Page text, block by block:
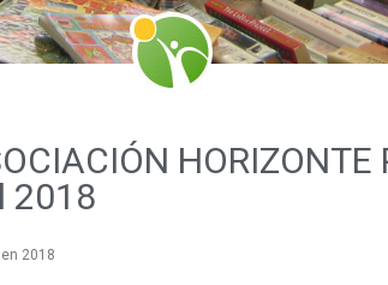
HORIZONTE
2018
2018